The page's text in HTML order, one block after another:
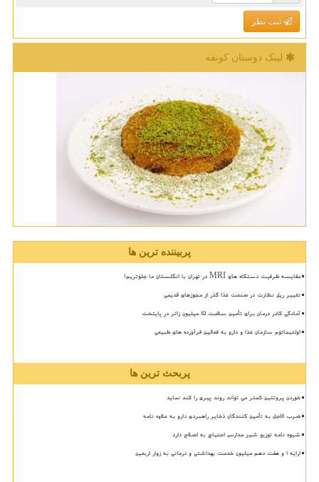
ثبت نظر
لینک دوستان كونفه
پربیننده ترین ها
مقایسه ظرفیت دستگاه های MRI در تهران با انگلستان ما جلوتریم!
تغییر ریل نظارت در صنعت غذا گذر از مجوزهای قدیمی
آمادگی کادر درمان برای تأمین سلامت 15 میلیون زائر در پایتخت
اولتیماتوم سازمان غذا و دارو به فعالین فرآورده های طبیعی
پربحث ترین ها
خوردن پروتئین کمتر می تواند روند پیری را کند نماید
ضرب الاجل به تأمین کنندگان ذخایر راهبردی دارو به علاوه نامه
شیوه نامه توزیع شیر مدارس احتیاج به اصلاح دارد
ارایه ۱ و هفت دهم میلیون خدمت بهداشتی و درمانی به زوار اربعین